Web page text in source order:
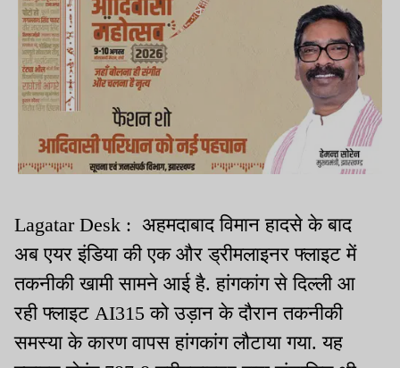
Lagatar Desk : अहमदाबाद विमान हादसे के बाद
अब एयर इंडिया की एक और ड्रीमलाइनर फ्लाइट में
तकनीकी खामी सामने आई है. हांगकांग से दिल्ली आ
रही फ्लाइट AI315 को उड़ान के दौरान तकनीकी
समस्या के कारण वापस हांगकांग लौटाया गया. यह